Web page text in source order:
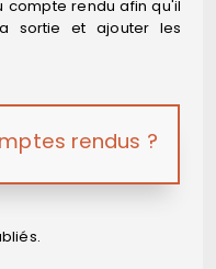
compte rendu afin qu'il
sortie et ajouter les
rendus ?